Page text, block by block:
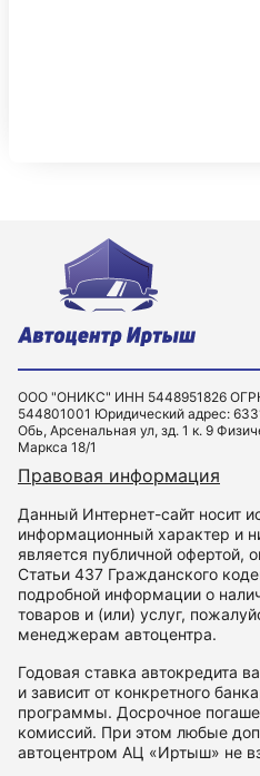
ООО "ОНИКС" ИНН 5448951826
544801001 Юридический адрес:
Обь, Арсенальная ул, зд. 1 к. 9
Маркса 18/1
Правовая информация
Данный Интернет-сайт носит
информационный характер и
является публичной
Статьи 437 Гражданского
подробной информации о
товаров и (или) услуг,
менеджерам автоцентра.
Годовая ставка автокредита
и зависит от конкретного
программы. Досрочное
комиссий. При этом любые
автоцентром АЦ «Иртыш» не